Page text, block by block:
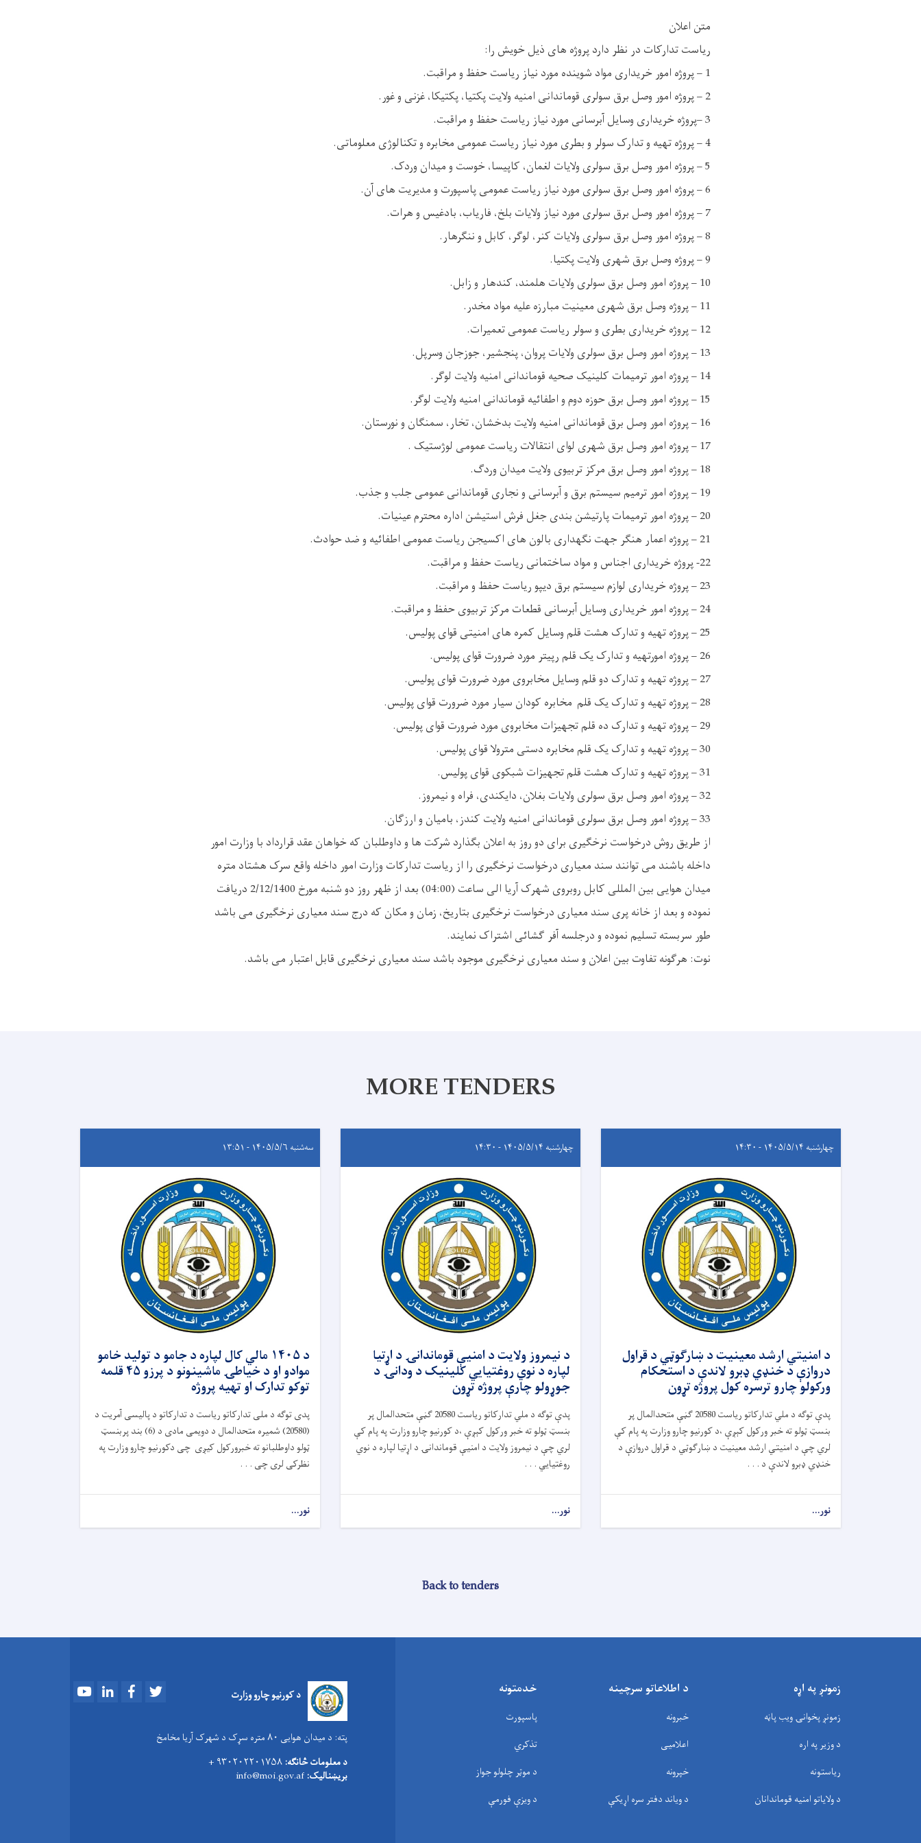
متن اعلان
ریاست تدارکات در نظر دارد پروژه های ذیل خویش را:
1 – پروژه امور خریداری مواد شوینده مورد نیاز ریاست حفظ و مراقبت.
2 – پروژه امور وصل برق سولری قوماندانی امنیه ولایت پکتیا، پکتیکا، غزنی و غور.
3 –پروژه خریداری وسایل آبرسانی مورد نیاز ریاست حفظ و مراقبت.
4 – پروژه تهیه و تدارک سولر و بطری مورد نیاز ریاست عمومی مخابره و تکنالوژی معلوماتی.
5 – پروژه امور وصل برق سولری ولایات لغمان، کاپیسا، خوست و میدان وردک.
6 – پروژه امور وصل برق سولری مورد نیاز ریاست عمومی پاسپورت و مدیریت های آن.
7 – پروژه امور وصل برق سولری مورد نیاز ولایات بلخ، فاریاب، بادغیس و هرات.
8 – پروژه امور وصل برق سولری ولایات کنر، لوگر، کابل و ننگرهار.
9 – پروژه وصل برق شهری ولایت پکتیا.
10 – پروژه امور وصل برق سولری ولایات هلمند، کندهار و زابل.
11 – پروژه وصل برق شهری معینیت مبارزه علیه مواد مخدر.
12 – پروژه خریداری بطری و سولر ریاست عمومی تعمیرات.
13 – پروژه امور وصل برق سولری ولایات پروان، پنجشیر، جوزجان وسرپل.
14 – پروژه امور ترمیمات کلینیک صحیه قوماندانی امنیه ولایت لوگر.
15 – پروژه امور وصل برق حوزه دوم و اطفائیه قوماندانی امنیه ولایت لوگر.
16 – پروژه امور وصل برق قوماندانی امنیه ولایت بدخشان، تخار، سمنگان و نورستان.
17 – پروژه امور وصل برق شهری لوای انتقالات ریاست عمومی لوژستیک .
18 – پروژه امور وصل برق مرکز تربیوی ولایت میدان وردگ.
19 – پروژه امور ترمیم سیستم برق و آبرسانی و نجاری قوماندانی عمومی جلب و جذب.
20 – پروژه امور ترمیمات پارتیشن بندی جغل فرش استیشن اداره محترم عینیات.
21 – پروژه اعمار هنگر جهت نگهداری بالون های اکسیجن ریاست عمومی اطفائیه و ضد حوادث.
22- پروژه خریداری اجناس و مواد ساختمانی ریاست حفظ و مراقبت.
23 – پروژه خریداری لوازم سیستم برق دیپو ریاست حفظ و مراقبت.
24 – پروژه امور خریداری وسایل آبرسانی قطعات مرکز تربیوی حفظ و مراقبت.
25 – پروژه تهیه و تدارک هشت قلم وسایل کمره های امنیتی قوای پولیس.
26 – پروژه امورتهیه و تدارک یک قلم رپیتر مورد ضرورت قوای پولیس.
27 – پروژه تهیه و تدارک دو قلم وسایل مخابروی مورد ضرورت قوای پولیس.
28 – پروژه تهیه و تدارک یک قلم مخابره کودان سیار مورد ضرورت قوای پولیس.
29 – پروژه تهیه و تدارک ده قلم تجهیزات مخابروی مورد ضرورت قوای پولیس.
30 – پروژه تهیه و تدارک یک قلم مخابره دستی مترولا قوای پولیس.
31 – پروژه تهیه و تدارک هشت قلم تجهیزات شبکوی قوای پولیس.
32 – پروژه امور وصل برق سولری ولایات بغلان، دایکندی، فراه و نیمروز.
33 – پروژه امور وصل برق سولری قوماندانی امنیه ولایت کندز، بامیان و ارزگان.
از طریق روش درخواست نرخگیری برای دو روز به اعلان بگذارد شرکت ها و داوطلبان که خواهان عقد قرارداد با وزارت امور
داخله باشند می توانند سند معیاری درخواست نرخگیری را از ریاست تدارکات وزارت امور داخله واقع سرک هشتاد متره
میدان هوایی بین المللی کابل روبروی شهرک آریا الی ساعت (04:00) بعد از ظهر روز دو شنبه مورخ 2/12/1400 دریافت
نموده و بعد از خانه پری سند معیاری درخواست نرخگیری بتاریخ، زمان و مکان که درج سند معیاری نرخگیری می باشد
طور سربسته تسلیم نموده و درجلسه آفر گشائی اشتراک نمایند.
نوت: هرگونه تفاوت بین اعلان و سند معیاری نرخگیری موجود باشد سند معیاری نرخگیری قابل اعتبار می باشد.
MORE TENDERS
چهارشنبه ۱۴۰۵/۵/۱۴ - ۱۴:۳۰
د امنیتي ارشد معینیت د ښارګوټي د قراول
دروازې د خنډي ډبرو لاندې د استحکام
ورکولو چارو ترسره کول پروژه تړون
پدې توګه د ملي تدارکاتو ریاست 20580 ګڼې متحدالمال پر
بنسټ ټولو ته خبر ورکول کېږې ،د کورنیو چارو وزارت په پام کې
لري چې د امنیتي ارشد معینیت د ښارګوټي د قراول دروازې د
خنډي ډبرو لاندې د . . .
نور...
چهارشنبه ۱۴۰۵/۵/۱۴ - ۱۴:۳۰
د نیمروز ولایت د امنیې قوماندانۍ د اړتیا
لپاره د نوي روغتیايي کلینیک د ودانۍ د
جوړولو چارې پروژه تړون
پدې توګه د ملي تدارکاتو ریاست 20580 ګڼې متحدالمال پر
بنسټ ټولو ته خبر ورکول کېږې ،د کورنیو چارو وزارت په پام کې
لري چې د نیمروز ولایت د امنیې قوماندانۍ د اړتیا لپاره د نوي
روغتیايي . . .
نور...
سه‌شنبه ۱۴۰۵/۵/۶ - ۱۳:۵۱
د ۱۴۰۵ مالي کال لپاره د جامو د تولید خامو
موادو او د خیاطۍ ماشینونو د پرزو ۴۵ قلمه
توکو تدارک او تهیه پروژه
پدی توګه د ملی تدارکاتو ریاست د تدارکاتو د پالیسی آمریت د
(20580) شمیره متحدالمال د دویمی مادی د (6) بند پربنسټ
ټولو داوطلبانو ته خبرورکول کیږی چی دکورنیو چارو وزارت په
نظرکی لری چی . . .
نور...
Back to tenders
زمونږ په اړه
زمونږ پخوانۍ ویب پاڼه
د وزیر په اره
ریاستونه
د ولایاتو امنیه قوماندانان
د اطلاعاتو سرچینه
خبرونه
اعلامیی
خپرونه
د وياند دفتر سره اړیکې
خدمتونه
پاسپورت
تذکري
د موټر چلولو جواز
د ویزې فورمې
د کورنیو چارو وزارت YoutubeLinkedInFacebook
پته: د میدان هوایی ۸۰ متره سړک د شهرک آریا مخامخ
د معلومات څانګه: ۹۳۰۲۰۲۲۰۱۷۵۸ +
بریښنالیک: info@moi.gov.af